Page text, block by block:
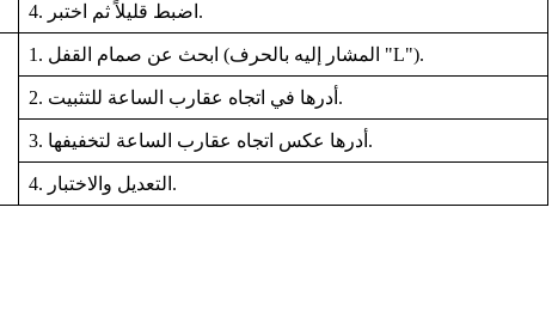
4. اضبط قليلاً ثم اختبر.
1. ابحث عن صمام القفل (المشار إليه بالحرف "L").
2. أدرها في اتجاه عقارب الساعة للتثبيت.
3. أدرها عكس اتجاه عقارب الساعة لتخفيفها.
4. التعديل والاختبار.